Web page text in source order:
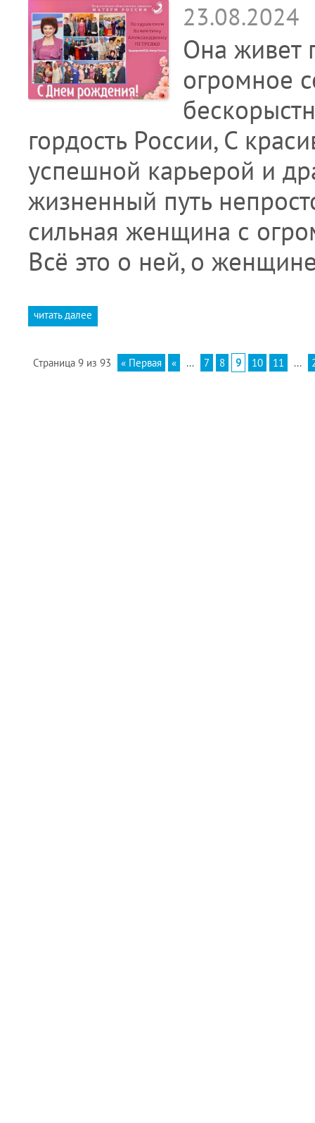
23.08.2024
Она живет
огромное
гордость России, С
успешной карьерой и
жизненный путь
сильная женщина с
Всё это о ней, о
читать далее
Страница 9 из 93 « Первая « ... 7 8 9 10 11 ...